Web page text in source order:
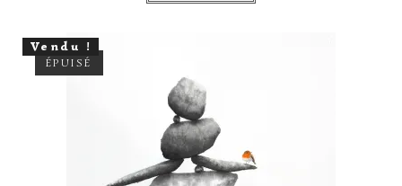
Vendu !
ÉPUISÉ